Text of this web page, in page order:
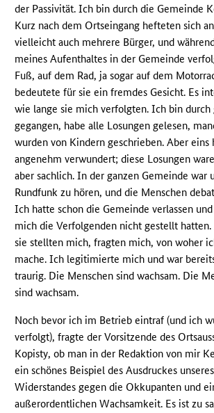
der Passivität. Ich bin durch die Gemeinde
Kurz nach dem Ortseingang hefteten sich
vielleicht auch mehrere Bürger, und
meines Aufenthaltes in der Gemeinde
Fuß, auf dem Rad, ja sogar auf dem
bedeutete für sie ein fremdes Gesicht. Es
wie lange sie mich verfolgten. Ich bin durch
gegangen, habe alle Losungen gelesen,
wurden von Kindern geschrieben. Aber eins
angenehm verwundert; diese Losungen
aber sachlich. In der ganzen Gemeinde war
Rundfunk zu hören, und die Menschen
Ich hatte schon die Gemeinde verlassen
mich die Verfolgenden nicht gestellt
sie stellten mich, fragten mich, von woher
mache. Ich legitimierte mich und war
traurig. Die Menschen sind wachsam. Die
sind wachsam.
Noch bevor ich im Betrieb eintraf (und ich
verfolgt), fragte der Vorsitzende des
Kopisty, ob man in der Redaktion von mir
ein schönes Beispiel des Ausdruckes
Widerstandes gegen die Okkupanten und
außerordentlichen Wachsamkeit. Es ist zu